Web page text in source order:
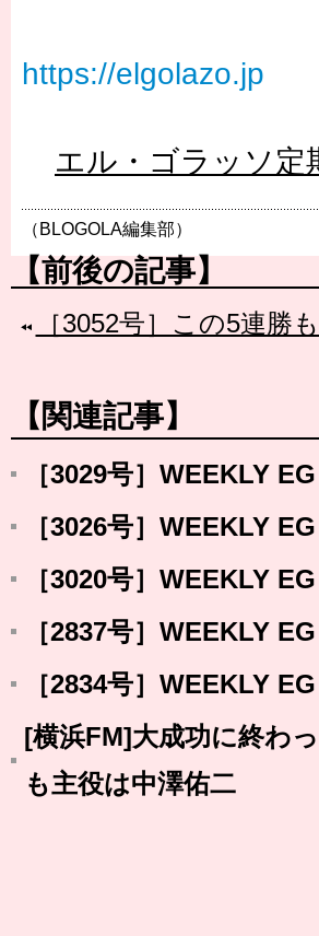
https://elgolazo.jp
エル・ゴラッソ定
（BLOGOLA編集部）
【前後の記事】
［3052号］この5連勝
【関連記事】
［3029号］WEEKLY
［3026号］WEEKLY
［3020号］WEEKLY
［2837号］WEEKLY
［2834号］WEEKLY
[横浜FM]大成功に終わ
も主役は中澤佑二